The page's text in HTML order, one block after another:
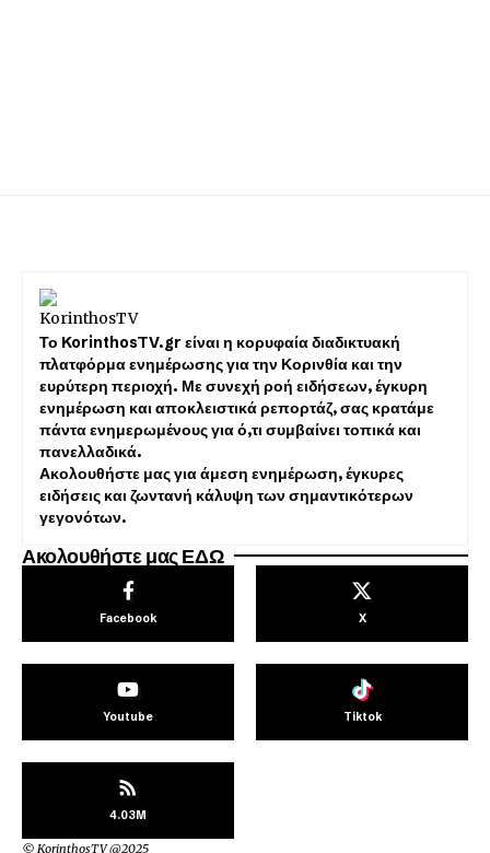
Το KorinthosTV.gr είναι η κορυφαία διαδικτυακή
πλατφόρμα ενημέρωσης για την Κορινθία και την
ευρύτερη περιοχή. Με συνεχή ροή ειδήσεων, έγκυρη
ενημέρωση και αποκλειστικά ρεπορτάζ, σας κρατάμε
πάντα ενημερωμένους για ό,τι συμβαίνει τοπικά και
πανελλαδικά.
Ακολουθήστε μας για άμεση ενημέρωση, έγκυρες
ειδήσεις και ζωντανή κάλυψη των σημαντικότερων
γεγονότων.
Ακολουθήστε μας ΕΔΩ
Facebook X
Youtube Tiktok
4.03M
© KorinthosTV @2025